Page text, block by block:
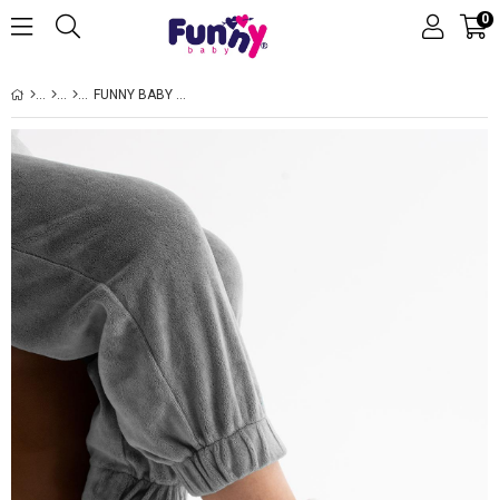
0
FUNNY BABY ORGANİK MÜSLİN PANDUF KAYDIRMAZ ERGONOMİK TABAN RAHAT HAVA ALAN VEGAN